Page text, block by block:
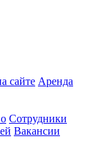
сайте Аренда
Сотрудники
Вакансии